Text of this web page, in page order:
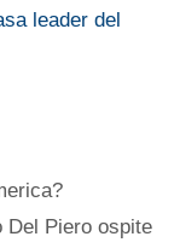
leader del
Del Piero ospite